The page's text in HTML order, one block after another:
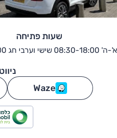
שעות פתיחה
א'-ה' 08:30-18:00 שישי וערבי חג 08:30-13:00
ניווט
Waze